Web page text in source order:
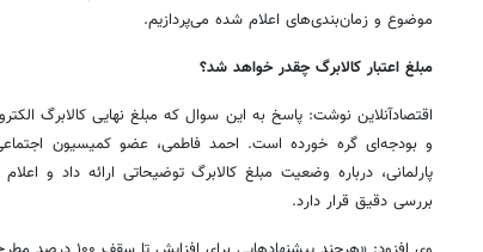
موضوع و زمان‌بندی‌های اعلام شده می‌پردازیم.
مبلغ اعتبار کالابرگ چقدر خواهد شد؟
اقتصادآنلاین نوشت: پاسخ به این سوال که مبلغ نهایی کالابرگ
و بودجه‌ای گره خورده است. احمد فاطمی، عضو کمیسیون
پارلمانی، درباره وضعیت مبلغ کالابرگ توضیحاتی ارائه داد و
بررسی دقیق قرار دارد.